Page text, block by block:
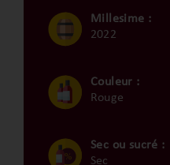
Millesime :
2022
Couleur :
Rouge
Sec ou sucré :
Sec